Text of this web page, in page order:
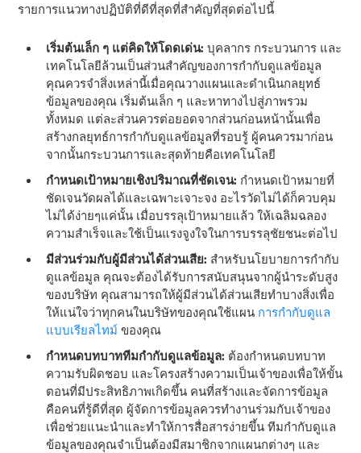
รายการแนวทางปฏิบัติที่ดีที่สุดที่สําคัญที่สุดต่อไปนี้
เริ่มต้นเล็ก ๆ แต่คิดให้โดดเด่น: บุคลากร กระบวนการ และ
เทคโนโลยีล้วนเป็นส่วนสําคัญของการกํากับดูแลข้อมูล
คุณควรจําสิ่งเหล่านี้เมื่อคุณวางแผนและดําเนินกลยุทธ์
ข้อมูลของคุณ เริ่มต้นเล็ก ๆ และหาทางไปสู่ภาพรวม
ทั้งหมด แต่ละส่วนควรต่อยอดจากส่วนก่อนหน้านั้นเพื่อ
สร้างกลยุทธ์การกํากับดูแลข้อมูลที่รอบรู้ ผู้คนควรมาก่อน
จากนั้นกระบวนการและสุดท้ายคือเทคโนโลยี
กําหนดเป้าหมายเชิงปริมาณที่ชัดเจน: กําหนดเป้าหมายที่
ชัดเจนวัดผลได้และเฉพาะเจาะจง อะไรวัดไม่ได้ก็ควบคุม
ไม่ได้ง่ายๆแค่นั้น เมื่อบรรลุเป้าหมายแล้ว ให้เฉลิมฉลอง
ความสําเร็จและใช้เป็นแรงจูงใจในการบรรลุชัยชนะต่อไป
มีส่วนร่วมกับผู้มีส่วนได้ส่วนเสีย: สําหรับนโยบายการกํากับ
ดูแลข้อมูล คุณจะต้องได้รับการสนับสนุนจากผู้นําระดับสูง
ของบริษัท คุณสามารถให้ผู้มีส่วนได้ส่วนเสียทําบางสิ่งเพื่อ
ให้แน่ใจว่าทุกคนในบริษัทของคุณใช้แผน การกํากับดูแล
แบบเรียลไทม์ ของคุณ
กําหนดบทบาททีมกํากับดูแลข้อมูล: ต้องกําหนดบทบาท
ความรับผิดชอบ และโครงสร้างความเป็นเจ้าของเพื่อให้ขั้น
ตอนที่มีประสิทธิภาพเกิดขึ้น คนที่สร้างและจัดการข้อมูล
คือคนที่รู้ดีที่สุด ผู้จัดการข้อมูลควรทํางานร่วมกับเจ้าของ
เพื่อช่วยแนะนําและทําให้การสื่อสารง่ายขึ้น ทีมกํากับดูแล
ข้อมูลของคุณจําเป็นต้องมีสมาชิกจากแผนกต่างๆ และ